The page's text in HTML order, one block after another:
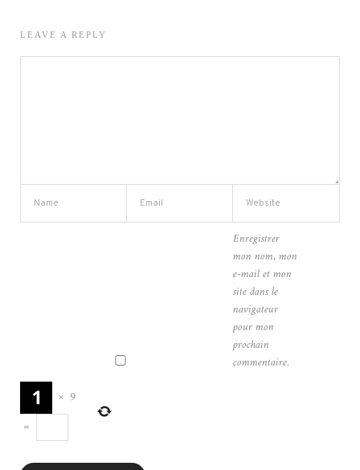
LEAVE A REPLY
Enregistrer
mon nom, mon
e-mail et mon
site dans le
navigateur
pour mon
prochain
commentaire.
× 9
=